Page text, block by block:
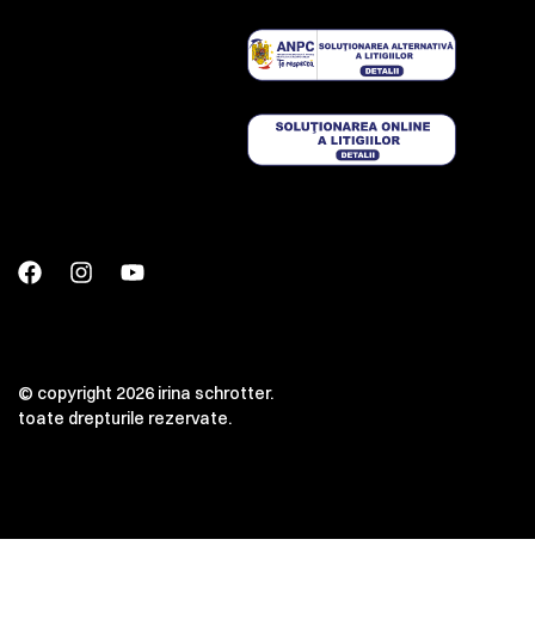
© copyright 2026 irina schrotter.
toate drepturile rezervate.